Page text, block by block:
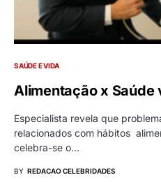
SAÚDE E VIDA
Alimentação x Saúde
Especialista revela que
relacionados com hábitos
celebra-se o…
BY REDACAO CELEBRIDADES